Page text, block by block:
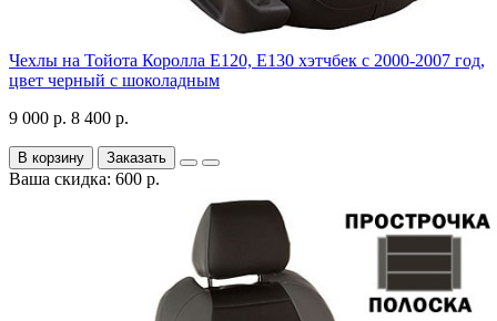
Чехлы на Тойота Королла Е120, Е130 хэтчбек с 2000-2007 год,
цвет черный с шоколадным
9 000 р. 8 400 р.
В корзину Заказать
Ваша скидка: 600 р.